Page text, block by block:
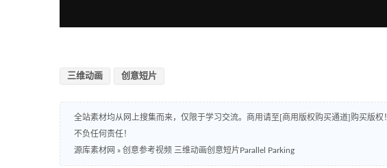
三维动画 创意短片
全站素材均从网上搜集而来，仅限于学习交流。商用请至[商用版权购买通道]购买版
不负任何责任！
源库素材网 » 创意参考视频 三维动画创意短片Parallel Parking